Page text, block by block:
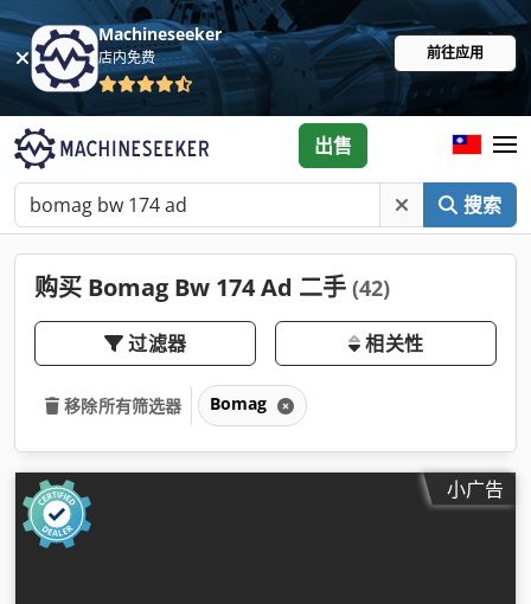
Machineseeker
店内免费 前往应用
搜索
出售
购买 Bomag Bw 174 Ad 二手 (42)
过滤器 相关性
移除所有筛选器 Bomag
小广告